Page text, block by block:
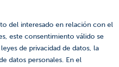
del interesado en relación con el
este consentimiento válido se
de privacidad de datos, la
datos personales. En el